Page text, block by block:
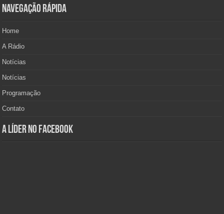
Navegação Rápida
Home
A Rádio
Notícias
Notícias
Programação
Contato
A Líder no Facebook